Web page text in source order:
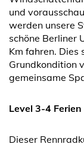
und
werden unsere
schöne Berliner
Km fahren.
Grundkondition
gemeinsame
Level 3-4 Ferien
Dieser